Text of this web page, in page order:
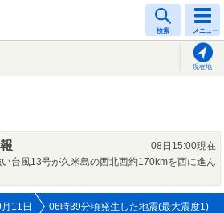
検索 メニュー
現在地
08日15:00現在
台風13号が久米島の西北西約170kmを西に進ん
11日 06時39分頃発生した地震(最大震度1)